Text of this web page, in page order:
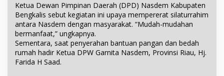
Ketua Dewan Pimpinan Daerah (DPD) Nasdem Kabupaten
Bengkalis sebut kegiatan ini upaya mempererat silaturrahim
antara Nasdem dengan masyarakat. “Mudah-mudahan
bermanfaat,” ungkapnya.
Sementara, saat penyerahan bantuan pangan dan bedah
rumah hadir Ketua DPW Garnita Nasdem, Provinsi Riau, Hj.
Farida H Saad.